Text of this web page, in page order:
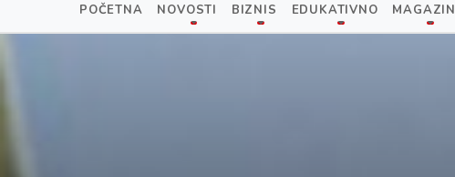
POČETNA NOVOSTI BIZNIS EDUKATIVNO MAGAZIN